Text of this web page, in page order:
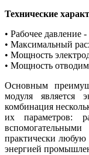
Технические
• Рабочее давление
• Максимальный
• Мощность
• Мощность
Основным
модуля является
комбинация
их параметров:
практически любую
энергией